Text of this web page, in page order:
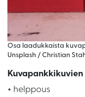
Osa laadukkaista
Unsplash / Christian
+ helppous